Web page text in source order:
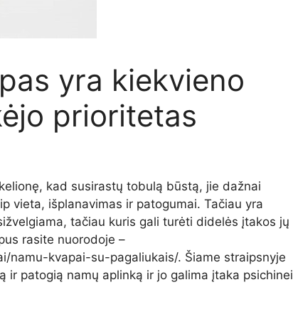
yra kiekvieno
prioritetas
kad susirastų tobulą būstą, jie dažnai
vieta, išplanavimas ir patogumai. Tačiau yra
tačiau kuris gali turėti didelės įtakos jų
rasite nuorodoje –
namu-kvapai-su-pagaliukais/. Šiame straipsnyje
ir patogią namų aplinką ir jo galima įtaka psichinei